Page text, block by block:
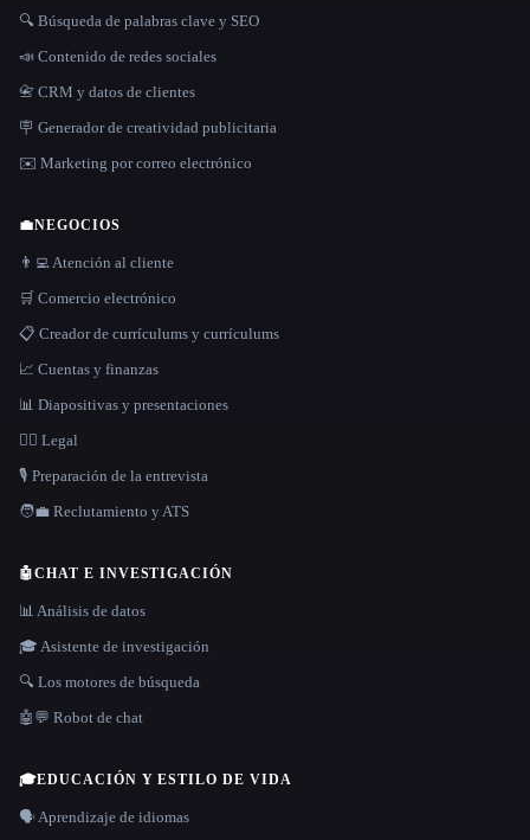
🔍 Búsqueda de palabras clave y SEO
📣 Contenido de redes sociales
📇 CRM y datos de clientes
🪧 Generador de creatividad publicitaria
✉️ Marketing por correo electrónico
💼NEGOCIOS
👨‍💻 Atención al cliente
🛒 Comercio electrónico
📋 Creador de currículums y currículums
📈 Cuentas y finanzas
📊 Diapositivas y presentaciones
👩‍⚖️ Legal
🎙️ Preparación de la entrevista
🧑‍💼 Reclutamiento y ATS
🤖CHAT E INVESTIGACIÓN
📊 Análisis de datos
🎓 Asistente de investigación
🔍 Los motores de búsqueda
🤖💬 Robot de chat
🎓EDUCACIÓN Y ESTILO DE VIDA
🗣️ Aprendizaje de idiomas